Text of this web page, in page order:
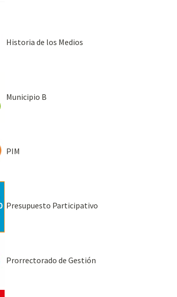
Historia de los Medios
Municipio B
PIM
Presupuesto Participativo
Prorrectorado de Gestión